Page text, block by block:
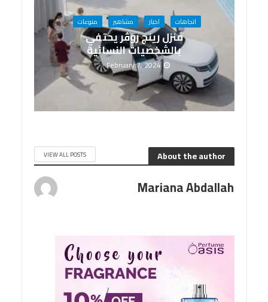
اتجاهات اخبار مشاهير منوعات
منزل رينج روڤر يحتفي
بالشخصيات النسائية
February 7, 2024
About the author
VIEW ALL POSTS
Mariana Abdallah